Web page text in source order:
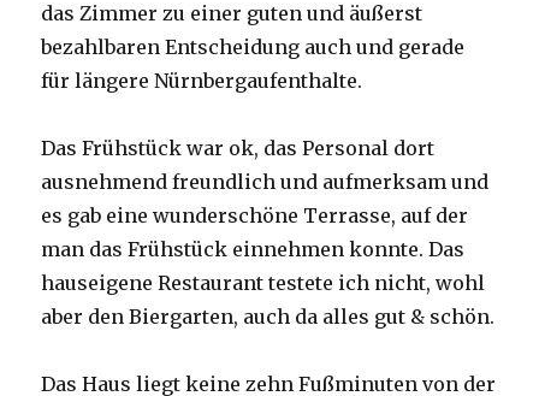
das Zimmer zu einer guten und äußerst
bezahlbaren Entscheidung auch und gerade
für längere Nürnbergaufenthalte.
Das Frühstück war ok, das Personal dort
ausnehmend freundlich und aufmerksam und
es gab eine wunderschöne Terrasse, auf der
man das Frühstück einnehmen konnte. Das
hauseigene Restaurant testete ich nicht, wohl
aber den Biergarten, auch da alles gut & schön.
Das Haus liegt keine zehn Fußminuten von der